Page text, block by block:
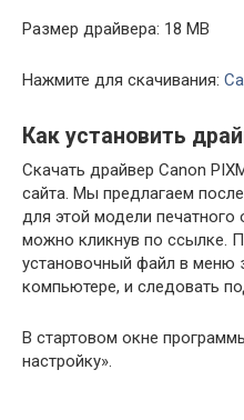
Размер драйвера: 18 MB
Нажмите для скачивания:
Как установить
Скачать драйвер Canon
сайта. Мы предлагаем
для этой модели печатного
можно кликнув по ссылке.
установочный файл в меню
компьютере, и следовать
В стартовом окне
настройку».